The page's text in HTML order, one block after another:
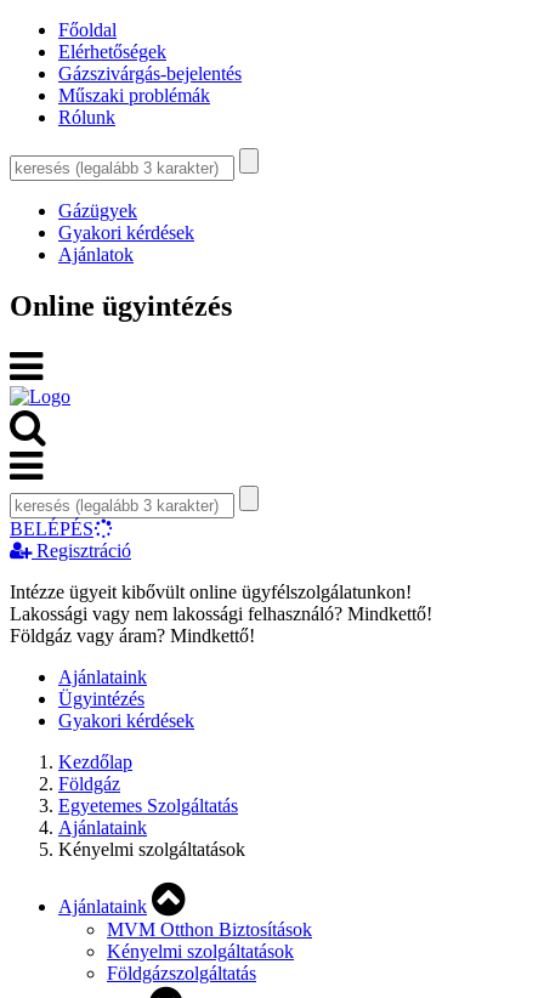
Főoldal
Elérhetőségek
Gázszivárgás-bejelentés
Műszaki problémák
Rólunk
Gázügyek
Gyakori kérdések
Ajánlatok
Online ügyintézés
BELÉPÉS
Regisztráció
Intézze ügyeit kibővült online ügyfélszolgálatunkon!
Lakossági vagy nem lakossági felhasználó? Mindkettő!
Földgáz vagy áram? Mindkettő!
Ajánlataink
Ügyintézés
Gyakori kérdések
Kezdőlap
Földgáz
Egyetemes Szolgáltatás
Ajánlataink
Kényelmi szolgáltatások
Ajánlataink
MVM Otthon Biztosítások
Kényelmi szolgáltatások
Földgázszolgáltatás